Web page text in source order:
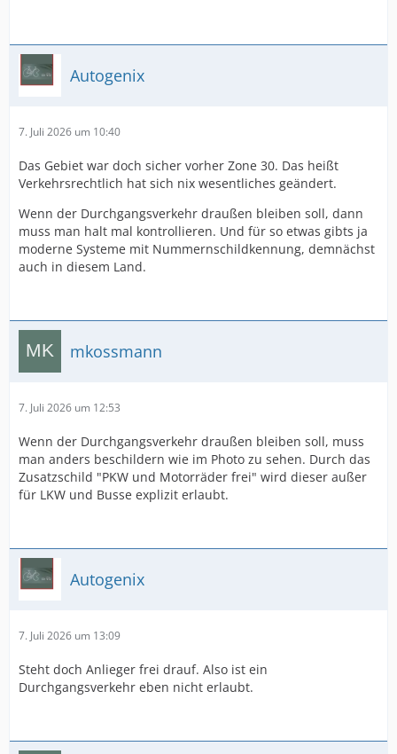
Autogenix
7. Juli 2026 um 10:40
Das Gebiet war doch sicher vorher Zone 30. Das heißt
Verkehrsrechtlich hat sich nix wesentliches geändert.
Wenn der Durchgangsverkehr draußen bleiben soll, dann
muss man halt mal kontrollieren. Und für so etwas gibts ja
moderne Systeme mit Nummernschildkennung, demnächst
auch in diesem Land.
mkossmann
7. Juli 2026 um 12:53
Wenn der Durchgangsverkehr draußen bleiben soll, muss
man anders beschildern wie im Photo zu sehen. Durch das
Zusatzschild "PKW und Motorräder frei" wird dieser außer
für LKW und Busse explizit erlaubt.
Autogenix
7. Juli 2026 um 13:09
Steht doch Anlieger frei drauf. Also ist ein
Durchgangsverkehr eben nicht erlaubt.